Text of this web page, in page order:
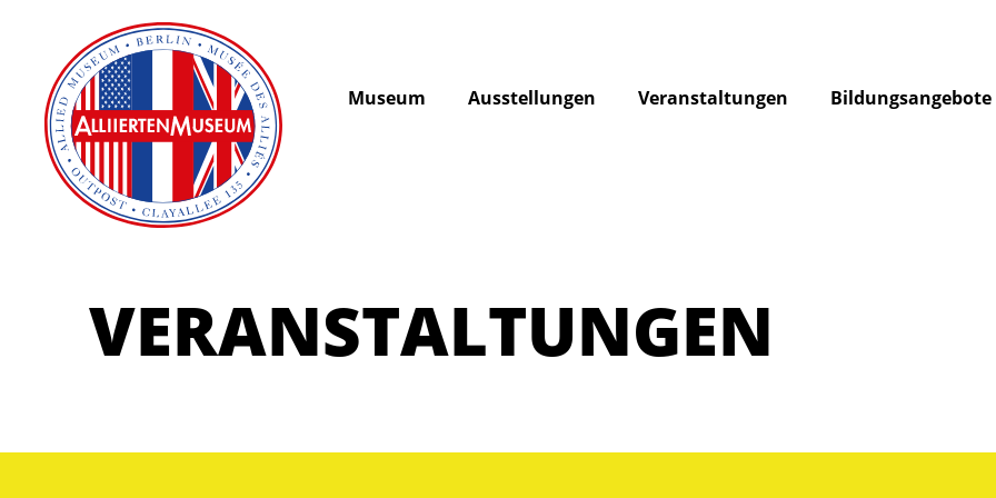
Museum Ausstellungen Veranstaltungen Bildungsangebote
VERANSTALTUNGEN